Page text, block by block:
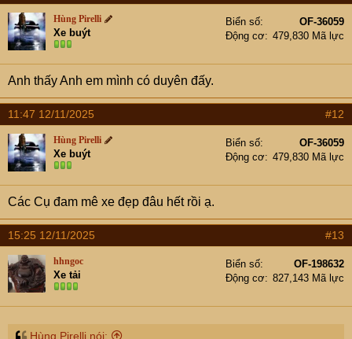
Hùng Pirelli
Xe buýt
Biển số
OF-36059
Động cơ
479,830 Mã lực
Anh thấy Anh em mình có duyên đấy.
11:47 12/11/2025 #12
Hùng Pirelli
Xe buýt
Biển số
OF-36059
Động cơ
479,830 Mã lực
Các Cụ đam mê xe đẹp đâu hết rồi ạ.
15:25 12/11/2025 #13
hhngoc
Xe tải
Biển số
OF-198632
Động cơ
827,143 Mã lực
Hùng Pirelli nói: